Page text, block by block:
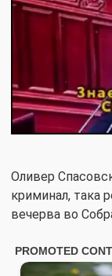
Оливер
криминал, така
вечерва во